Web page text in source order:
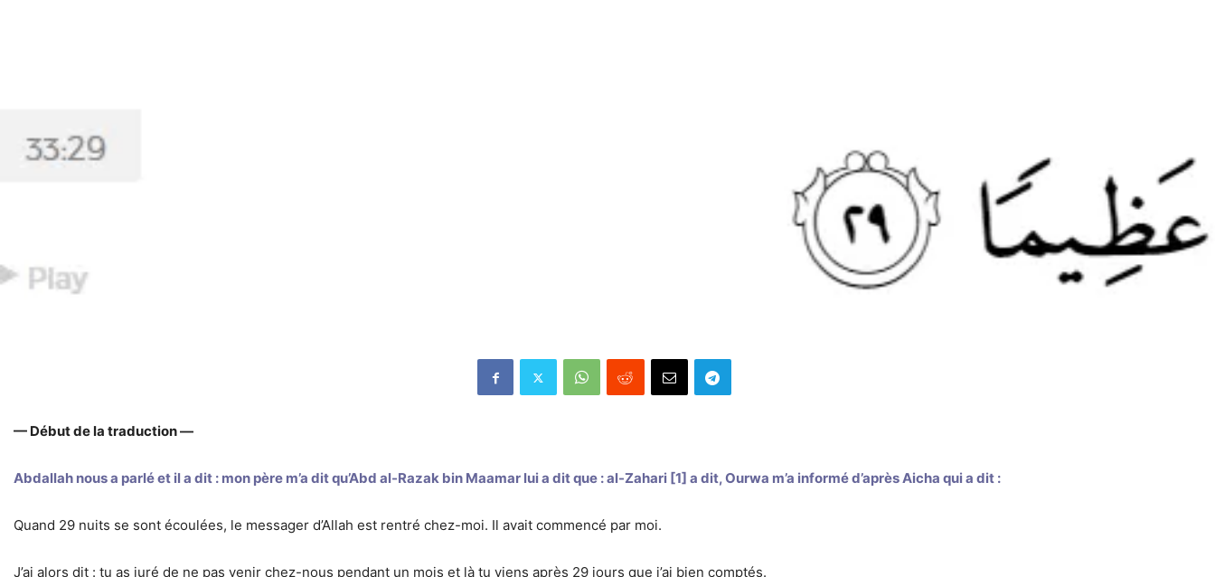
— Début de la traduction —
Abdallah nous a parlé et il a dit : mon père m’a dit qu’Abd al-Razak bin Maamar lui a dit que : al-Zahari [1] a dit, Ourwa m’a informé d’après Aicha qui a dit :
Quand 29 nuits se sont écoulées, le messager d’Allah est rentré chez-moi. Il avait commencé par moi.
J’ai alors dit : tu as juré de ne pas venir chez-nous pendant un mois et là tu viens après 29 jours que j’ai bien comptés.